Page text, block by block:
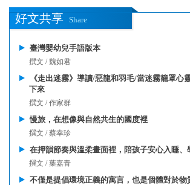
好文共享 Share
臺灣嬰幼兒手語版本
撰文 / 魏如君
《走出迷霧》導讀/惡龍和羽毛/當迷霧籠罩心
下來
撰文 / 作家群
慢旅，在想像與自然共生的國度裡
撰文 / 蔡幸珍
在押韻節奏與溫柔畫面裡，陪孩子安心入睡、
撰文 / 葉嘉青
不僅是提倡環境正義的寓言，也是個體對於物